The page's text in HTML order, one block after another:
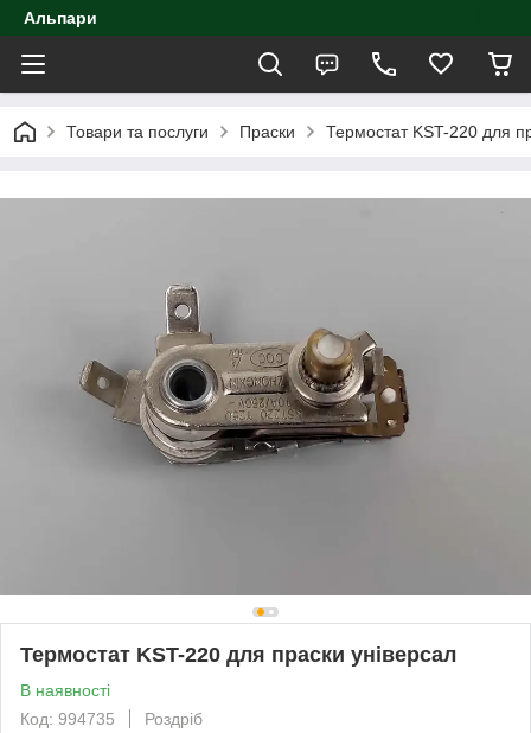
Альпари
Товари та послуги Праски Термостат KST-220 для
Термостат KST-220 для праски універсал
В наявності
Код: 994735
Роздріб